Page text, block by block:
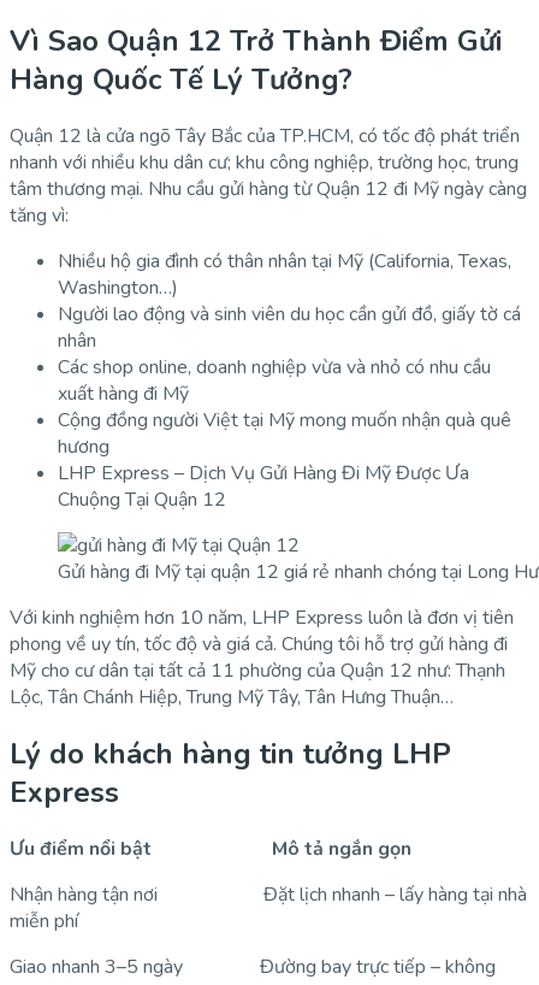
Vì Sao Quận 12 Trở Thành Điểm Gửi
Hàng Quốc Tế Lý Tưởng?
Quận 12 là cửa ngõ Tây Bắc của TP.HCM, có tốc độ phát triển
nhanh với nhiều khu dân cư; khu công nghiệp, trường học, trung
tâm thương mại. Nhu cầu gửi hàng từ Quận 12 đi Mỹ ngày càng
tăng vì:
Nhiều hộ gia đình có thân nhân tại Mỹ (California, Texas,
Washington…)
Người lao động và sinh viên du học cần gửi đồ, giấy tờ cá
nhân
Các shop online, doanh nghiệp vừa và nhỏ có nhu cầu
xuất hàng đi Mỹ
Cộng đồng người Việt tại Mỹ mong muốn nhận quà quê
hương
LHP Express – Dịch Vụ Gửi Hàng Đi Mỹ Được Ưa
Chuộng Tại Quận 12
Gửi hàng đi Mỹ tại quận 12 giá rẻ nhanh chóng tại Long
Với kinh nghiệm hơn 10 năm, LHP Express luôn là đơn vị tiên
phong về uy tín, tốc độ và giá cả. Chúng tôi hỗ trợ gửi hàng đi
Mỹ cho cư dân tại tất cả 11 phường của Quận 12 như: Thạnh
Lộc, Tân Chánh Hiệp, Trung Mỹ Tây, Tân Hưng Thuận…
Lý do khách hàng tin tưởng LHP
Express
Ưu điểm nổi bật
Mô tả ngắn gọn
Nhận hàng tận nơi Đặt lịch nhanh – lấy hàng tại nhà
miễn phí
Giao nhanh 3–5 ngày Đường bay trực tiếp – không